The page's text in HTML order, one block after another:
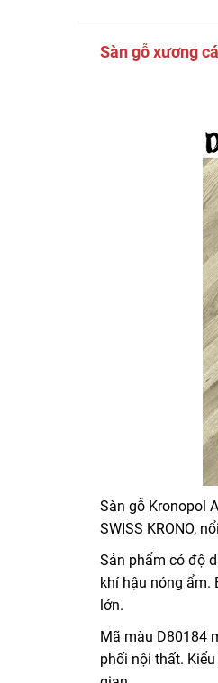
Sàn gỗ xương
Sàn gỗ Kronopol
SWISS KRONO,
Sản phẩm có độ
khí hậu nóng ẩm.
lớn.
Mã màu D80184
phối nội thất.